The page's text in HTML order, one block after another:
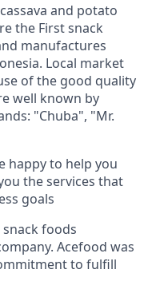
and potato
the First snack
manufactures
Local market
of the good quality
well known by
"Chuba", "Mr.
happy to help you
the services that
goals
foods
Acefood was
to fulfill